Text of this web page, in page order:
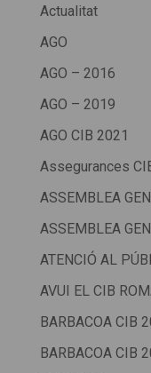
Actualitat
AGO
AGO – 2016
AGO – 2019
AGO CIB 2021
Assegurances
ASSEMBLEA
ASSEMBLEA
ATENCIÓ AL
AVUI EL CIB
BARBACOA CIB
BARBACOA CIB